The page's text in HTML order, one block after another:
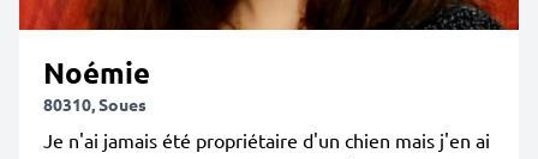
Noémie
80310, Soues
Je n'ai jamais été propriétaire d'un chien mais j'en ai